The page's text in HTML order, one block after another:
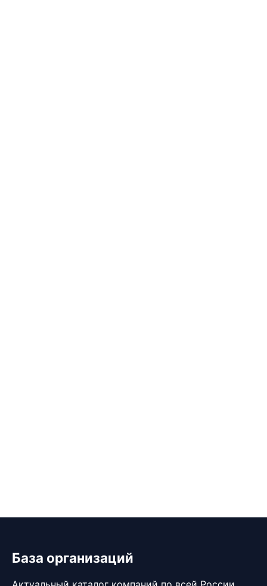
База организаций